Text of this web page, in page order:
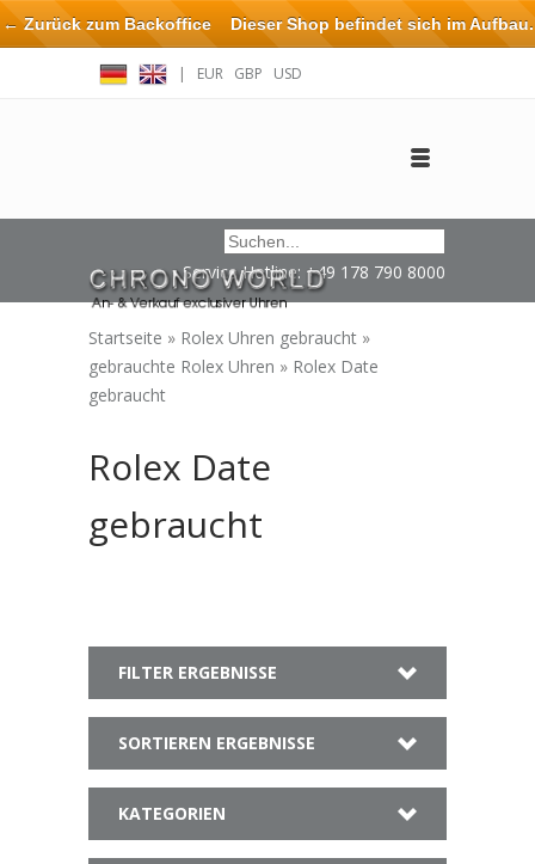
| EUR GBP USD
Service Hotline: +49 178 790 8000
Startseite » Rolex Uhren gebraucht »
gebrauchte Rolex Uhren » Rolex Date
gebraucht
Rolex Date
gebraucht
FILTER ERGEBNISSE
SORTIEREN ERGEBNISSE
KATEGORIEN
← Zurück zum BackofficeDieser Shop befindet sich im Aufbau.
Eventuell können nicht alle Bestellungen eingehalten oder erfüllt